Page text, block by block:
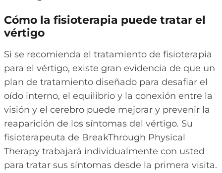
Cómo la fisioterapia puede tratar el
vértigo
Si se recomienda el tratamiento de fisioterapia
para el vértigo, existe gran evidencia de que un
plan de tratamiento diseñado para desafiar el
oído interno, el equilibrio y la conexión entre la
visión y el cerebro puede mejorar y prevenir la
reaparición de los síntomas del vértigo. Su
fisioterapeuta de BreakThrough Physical
Therapy trabajará individualmente con usted
para tratar sus síntomas desde la primera visita.